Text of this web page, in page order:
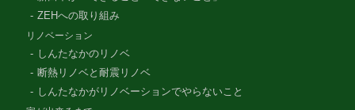
ZEHへの取り組み
リノベーション
しんたなかのリノベ
断熱リノベと耐震リノベ
しんたなかがリノベーションでやらないこと